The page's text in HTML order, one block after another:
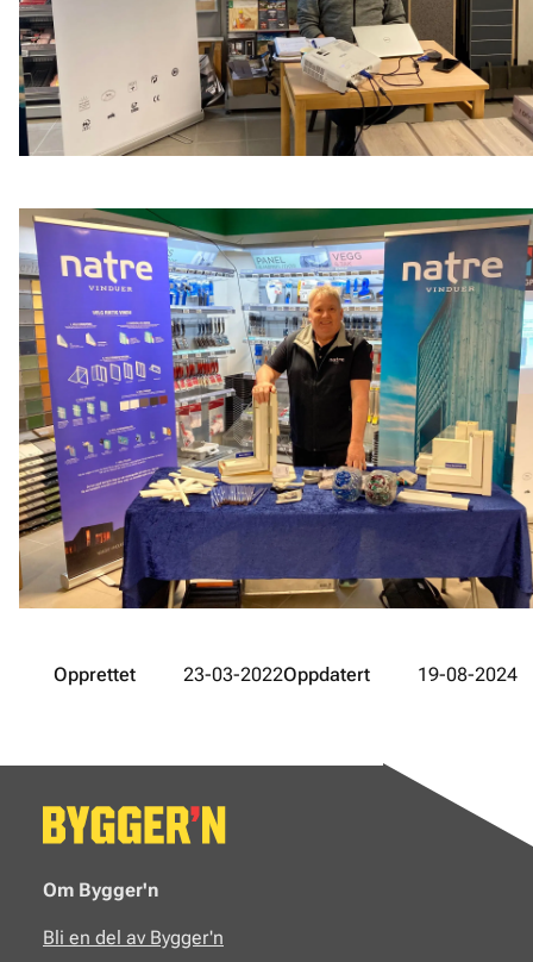
Opprettet 23-03-2022Oppdatert 19-08-2024
Om Bygger'n
Bli en del av Bygger'n